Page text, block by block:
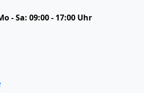
- Sa: 09:00 - 17:00 Uhr